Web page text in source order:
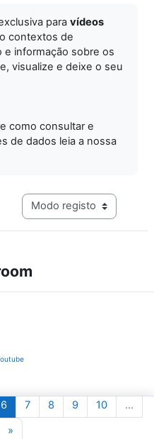
para vídeos
contextos de
e informação sobre os
visualize e deixe o seu
como consultar e
de dados leia a nossa
Navegação terciária do
5
6Página 6
7Página 7
8Página 8
9Página 9
10Página 10
…
35
»